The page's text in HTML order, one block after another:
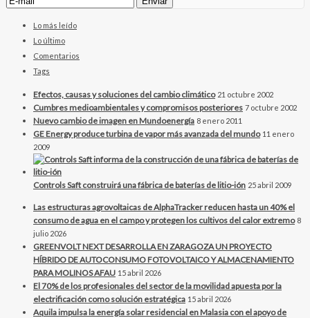
Lo más leído
Lo último
Comentarios
Tags
Efectos, causas y soluciones del cambio climático 21 octubre 2002
Cumbres medioambientales y compromisos posteriores 7 octubre 2002
Nuevo cambio de imagen en Mundoenergía 8 enero 2011
GE Energy produce turbina de vapor más avanzada del mundo 11 enero
2009
Controls Saft construirá una fábrica de baterías de litio-ión 25 abril 2009
Las estructuras agrovoltaicas de AlphaTracker reducen hasta un 40% el
consumo de agua en el campo y protegen los cultivos del calor extremo 8
julio 2026
GREENVOLT NEXT DESARROLLA EN ZARAGOZA UN PROYECTO
HÍBRIDO DE AUTOCONSUMO FOTOVOLTAICO Y ALMACENAMIENTO
PARA MOLINOS AFAU 15 abril 2026
El 70% de los profesionales del sector de la movilidad apuesta por la
electrificación como solución estratégica 15 abril 2026
Aquila impulsa la energía solar residencial en Malasia con el apoyo de